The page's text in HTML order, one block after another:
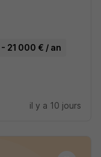
21 000 € / an
il y a 10 jours